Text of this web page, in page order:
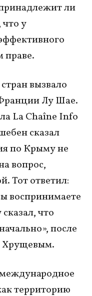
ли
у
праве.
вызвало
Лу Шае.
La Chaîne Info
сказал
по Крыму не
вопрос,
Тот ответил:
воспринимаете
что
после
Хрущевым.
территорию